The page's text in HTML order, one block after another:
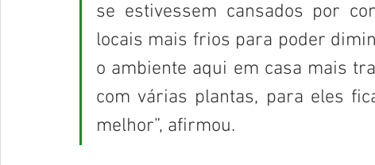
se estivessem cansados por
locais mais frios para poder
o ambiente aqui em casa mais
com várias plantas, para eles
melhor”, afirmou.